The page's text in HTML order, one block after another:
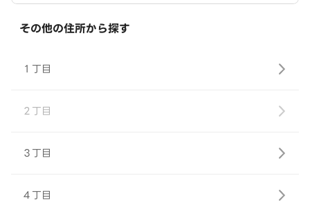
その他の住所から探す
１丁目
２丁目
３丁目
４丁目